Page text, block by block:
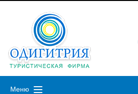
Меню